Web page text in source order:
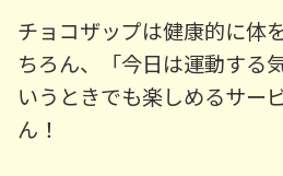
チョコザップは健康的に体
ちろん、「今日は運動する
いうときでも楽しめるサー
ん！